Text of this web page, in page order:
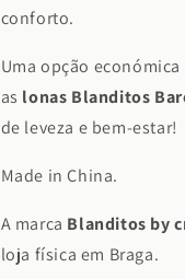
conforto.
Uma opção
as lonas Blanditos
de leveza e bem-estar!
Made in China.
A marca Blanditos by
loja física em Braga.